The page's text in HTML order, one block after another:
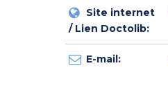
Site internet
/ Lien Doctolib:
E-mail: